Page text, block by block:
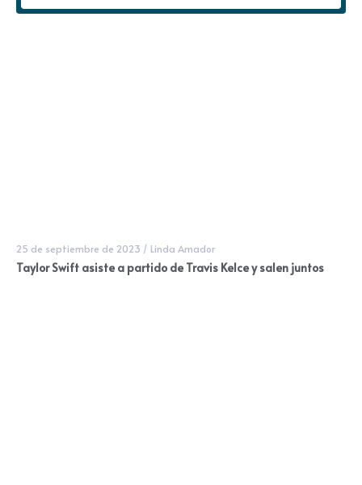
25 de septiembre de 2023 / Linda Amador
Taylor Swift asiste a partido de Travis Kelce y salen juntos